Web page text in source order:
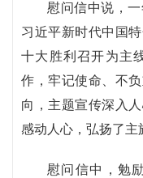
慰问信中说，
习近平新时代中国
十大胜利召开为主
作，牢记使命、不
向，主题宣传深入
感动人心，弘扬了主
慰问信中，勉